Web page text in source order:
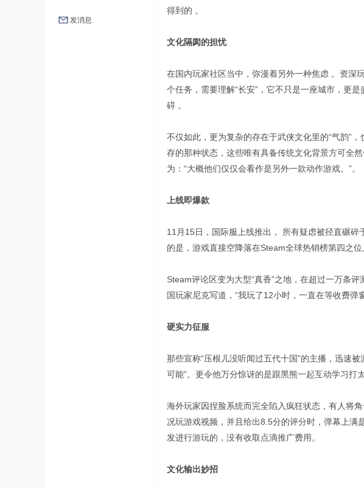
发消息
得到的 。
文化隔阂的担忧
在国内玩家社区当中，弥漫着另外一种焦虑 。资深
个任务，需要理解“长安”，它不只是一座城市，更
碍 。
不仅如此，更为复杂的存在于武侠文化里的“气韵”
存的那种状态，这些唯有具备传统文化背景方可全
为：“大概他们仅仅会看作是另外一款动作游戏。”。
上线即爆款
11月15日，国际服上线推出， 所有疑虑被径直碾
的是，游戏直接空降落在Steam全球热销榜第四之
Steam评论区变为大型“真香”之地，在超过一万条
国玩家尼克写道，“我玩了12小时，一直在等收费弹
硬实力征服
那些宣称“压根儿没听闻过五代十国”的主播，迅速
可能”。更令他万分惊讶的是跟黑熊一起互动学习
海外玩家因捏脸系统而完全陷入疯狂状态，有人将
况玩游戏视频，并且给出8.5分的评分时，弹幕上满
发进行游玩的，没有收取点滴推广费用。
文化输出妙招